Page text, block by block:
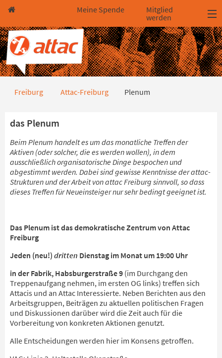
Direkt zum Hauptinhalt springen
Direkt zur Haupt-Navigation springen
Direkt zur Service-Navigation springen
Direkt zur Footer-Navigation springen
Direkt zum Footerinhalt springen
Meine Spende
Mitglied
werden
Plenum
Freiburg Attac-Freiburg Plenum
das Plenum
Beim Plenum handelt es um das monatliche Treffen der
Aktiven (oder solcher, die es werden wollen), in dem
ausschließlich organisatorische Dinge bespochen und
abgestimmt werden. Dabei sind gewisse Kenntnisse der attac-
Strukturen und der Arbeit von attac Freiburg sinnvoll, so dass
dieses Treffen für Neueinsteiger nur sehr bedingt geeignet ist.
Das Plenum ist das demokratische Zentrum von Attac
Freiburg
Jeden (neu!) dritten Dienstag im Monat um 19:00 Uhr
in der Fabrik, Habsburgerstraße 9 (im Durchgang den
Treppenaufgang nehmen, im ersten OG links) treffen sich
Attacis und an Attac Interessierte. Neben Berichten aus den
Arbeitsgruppen, Beiträgen zu aktuellen politischen Fragen
und Diskussionen darüber wird die Zeit auch für die
Vorbereitung von konkreten Aktionen genutzt.
Alle Entscheidungen werden hier im Konsens getroffen.